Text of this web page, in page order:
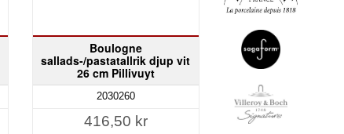
Boulogne
sallads-/pastatallrik djup vit
26 cm Pillivuyt
2030260
416,50 kr